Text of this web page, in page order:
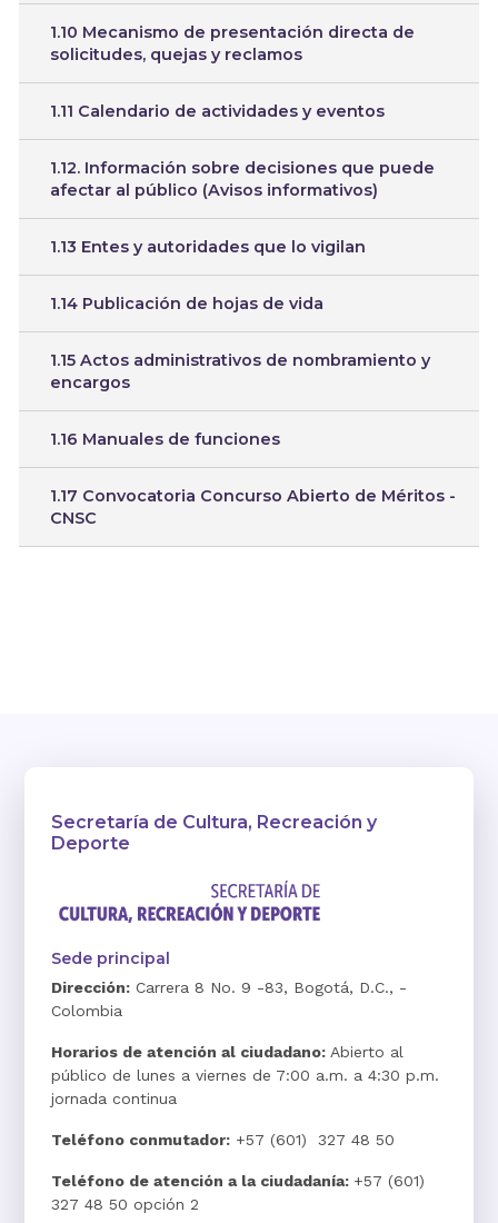
1.10 Mecanismo de presentación directa de
solicitudes, quejas y reclamos
1.11 Calendario de actividades y eventos
1.12. Información sobre decisiones que puede
afectar al público (Avisos informativos)
1.13 Entes y autoridades que lo vigilan
1.14 Publicación de hojas de vida
1.15 Actos administrativos de nombramiento y
encargos
1.16 Manuales de funciones
1.17 Convocatoria Concurso Abierto de Méritos -
CNSC
Secretaría de Cultura, Recreación y
Deporte
Sede principal
Dirección: Carrera 8 No. 9 -83, Bogotá, D.C., -
Colombia
Horarios de atención al ciudadano:Abierto al
público de lunes a viernes de 7:00 a.m. a 4:30 p.m.
jornada continua
Teléfono conmutador: +57 (601) 327 48 50
Teléfono de atención a la ciudadanía: +57 (601)
327 48 50 opción 2